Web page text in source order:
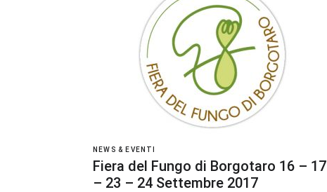
NEWS & EVENTI
Fiera del Fungo di Borgotaro 16 – 17
– 23 – 24 Settembre 2017